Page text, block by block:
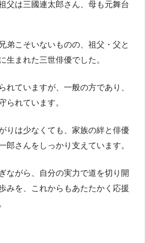
父は三國連太郎さん、母も元舞台
弟こそいないものの、祖父・父と
生まれた三世俳優でした。
れていますが、一般の方であり、
られています。
りは少なくても、家族の絆と俳優
郎さんをしっかり支えています。
ながら、自分の実力で道を切り開
みを、これからもあたたかく応援